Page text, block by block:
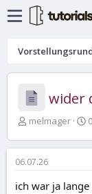
wider
E
s
t
e
melmager
E
s
e
l
06.07.26
ich war ja